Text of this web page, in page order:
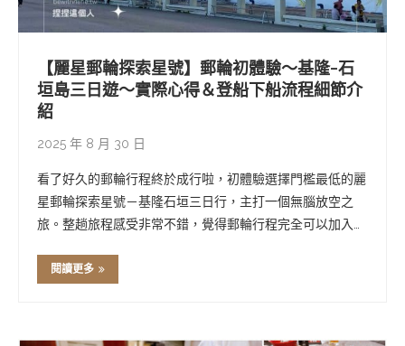
【麗星郵輪探索星號】郵輪初體驗～基隆-石
垣島三日遊～實際心得＆登船下船流程細節介
紹
2025 年 8 月 30 日
看了好久的郵輪行程終於成行啦，初體驗選擇門檻最低的麗
星郵輪探索星號－基隆石垣三日行，主打一個無腦放空之
旅。整趟旅程感受非常不錯，覺得郵輪行程完全可以加入以
多美食美景行程安排之類的事了，本篇文章就來說說一些實
閱讀更多